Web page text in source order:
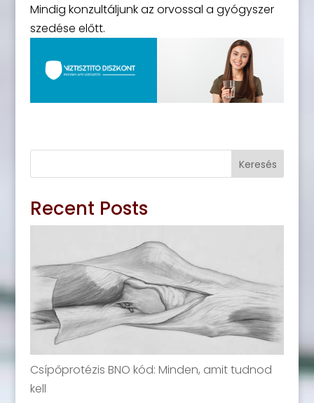
Mindig konzultáljunk az orvossal a gyógyszer
szedése előtt.
Keresés
Recent Posts
Csípőprotézis BNO kód: Minden, amit tudnod
kell